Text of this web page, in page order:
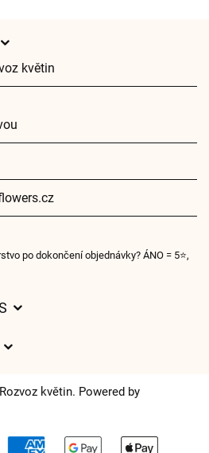
květin
po dokončení objednávky? ÁNO = 5⭐,
prehľad možností
květin. Powered by